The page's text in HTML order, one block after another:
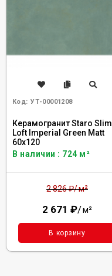
Код: УТ-00001208
Керамогранит Staro Slim
Loft Imperial Green Matt
60x120
В наличии : 724 м²
2 826₽/м²
2 671 ₽/м²
В корзину